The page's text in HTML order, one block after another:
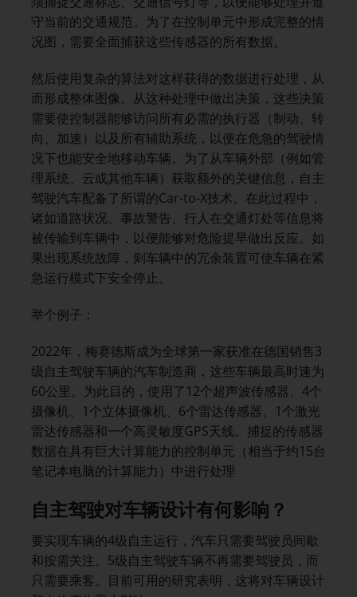
守当前的交通规范。为了在控制单元中形成完整的情
况图，需要全面捕获这些传感器的所有数据。
然后使用复杂的算法对这样获得的数据进行处理，从
而形成整体图像。从这种处理中做出决策，这些决策
需要使控制器能够访问所有必需的执行器（制动、转
向、加速）以及所有辅助系统，以便在危急的驾驶情
况下也能安全地移动车辆。为了从车辆外部（例如管
理系统、云或其他车辆）获取额外的关键信息，自主
驾驶汽车配备了所谓的Car-to-X技术。在此过程中，
诸如道路状况、事故警告、行人在交通灯处等信息将
被传输到车辆中，以便能够对危险提早做出反应。如
果出现系统故障，则车辆中的冗余装置可使车辆在紧
急运行模式下安全停止。
举个例子：
2022年，梅赛德斯成为全球第一家获准在德国销售3
级自主驾驶车辆的汽车制造商，这些车辆最高时速为
60公里。为此目的，使用了12个超声波传感器、4个
摄像机、1个立体摄像机、6个雷达传感器、1个激光
雷达传感器和一个高灵敏度GPS天线。捕捉的传感器
数据在具有巨大计算能力的控制单元（相当于约15台
笔记本电脑的计算能力）中进行处理
自主驾驶对车辆设计有何影响？
要实现车辆的4级自主运行，汽车只需要驾驶员间歇
和按需关注。5级自主驾驶车辆不再需要驾驶员，而
只需要乘客。目前可用的研究表明，这将对车辆设计